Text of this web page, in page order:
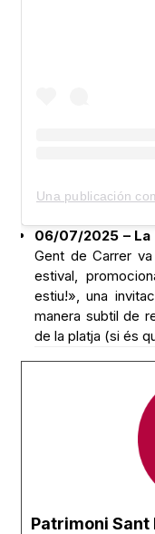
06/07/2025 – La
Gent de Carrer
estival,
estiu!», una
manera subtil de
de la platja (si és
Patrimoni Sant